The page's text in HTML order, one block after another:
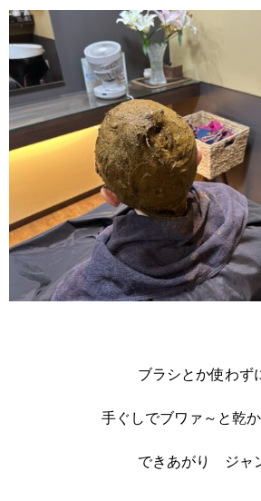
ブラシとか使わず
手ぐしでブワァ～と乾
できあがり ジャ